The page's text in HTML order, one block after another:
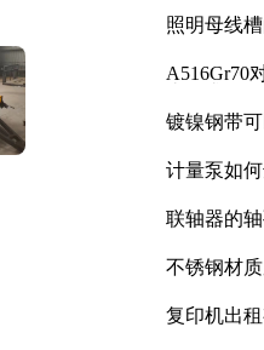
照明母线
A516Gr70
镀镍钢带
计量泵如
联轴器的
不锈钢材
复印机出